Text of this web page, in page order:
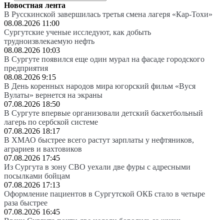
Новостная лента
В Русскинской завершилась третья смена лагеря «Кар-Тохи»
08.08.2026 11:00
Сургутские ученые исследуют, как добыть
трудноизвлекаемую нефть
08.08.2026 10:03
В Сургуте появился еще один мурал на фасаде городского
предприятия
08.08.2026 9:15
В День коренных народов мира югорский фильм «Вуся
Вулаты» вернется на экраны
07.08.2026 18:50
В Сургуте впервые организовали детский баскетбольный
лагерь по сербской системе
07.08.2026 18:17
В ХМАО быстрее всего растут зарплаты у нефтяников,
аграриев и вахтовиков
07.08.2026 17:45
Из Сургута в зону СВО уехали две фуры с адресными
посылками бойцам
07.08.2026 17:13
Оформление пациентов в Сургутской ОКБ стало в четыре
раза быстрее
07.08.2026 16:45